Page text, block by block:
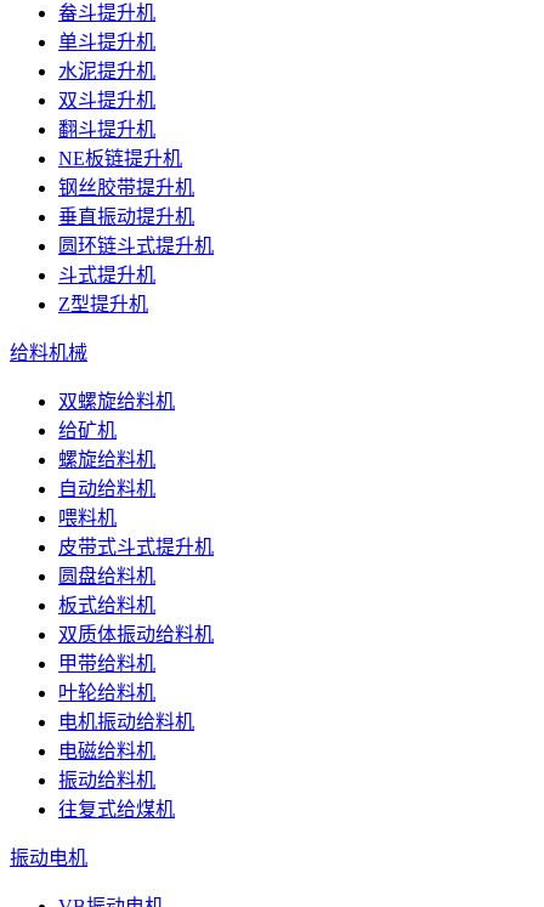
畚斗提升机
单斗提升机
水泥提升机
双斗提升机
翻斗提升机
NE板链提升机
钢丝胶带提升机
垂直振动提升机
圆环链斗式提升机
斗式提升机
Z型提升机
给料机械
双螺旋给料机
给矿机
螺旋给料机
自动给料机
喂料机
皮带式斗式提升机
圆盘给料机
板式给料机
双质体振动给料机
甲带给料机
叶轮给料机
电机振动给料机
电磁给料机
振动给料机
往复式给煤机
振动电机